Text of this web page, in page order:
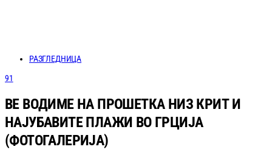
РАЗГЛЕДНИЦА
91
ВЕ ВОДИМЕ НА ПРОШЕТКА НИЗ КРИТ И
НАЈУБАВИТЕ ПЛАЖИ ВО ГРЦИЈА
(ФОТОГАЛЕРИЈА)